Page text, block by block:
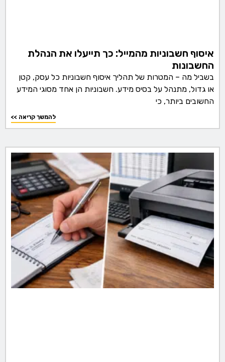
איסוף חשבוניות מהמייל: כך תייעלו את הנהלת
החשבונות
בשביל מה – המטרות של תהליך איסוף חשבוניות כל עסק, קטן
או גדול, מתנהל על בסיס מידע. חשבוניות הן אחד מסוגי המידע
החשובים ביותר, כי
<< להמשך קריאה